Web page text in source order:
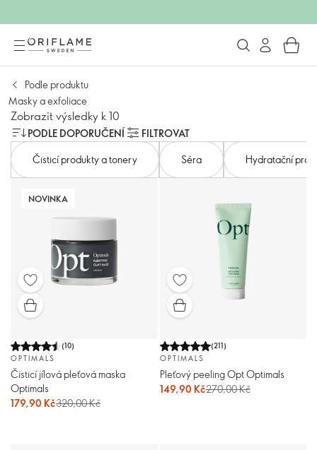
Podle produktu
Masky a exfoliace
Zobrazit výsledky k 10
PODLE DOPORUČENÍ
FILTROVAT
Čisticí produkty a tonery
Séra Hydratační
NOVINKA
(10)
OPTIMALS
Čisticí jílová pleťová maska
Optimals
179,90 Kč320,00 Kč
(211)
OPTIMALS
Pleťový peeling Opt Optimals
149,90 Kč270,00 Kč